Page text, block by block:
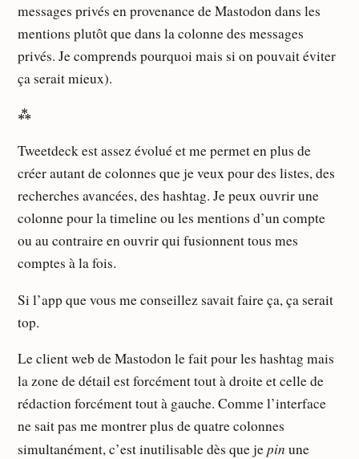
messages privés en provenance de Mastodon dans les
mentions plutôt que dans la colonne des messages
privés. Je comprends pourquoi mais si on pouvait éviter
ça serait mieux).
⁂
Tweetdeck est assez évolué et me permet en plus de
créer autant de colonnes que je veux pour des listes, des
recherches avancées, des hashtag. Je peux ouvrir une
colonne pour la timeline ou les mentions d’un compte
ou au contraire en ouvrir qui fusionnent tous mes
comptes à la fois.
Si l’app que vous me conseillez savait faire ça, ça serait
top.
Le client web de Mastodon le fait pour les hashtag mais
la zone de détail est forcément tout à droite et celle de
rédaction forcément tout à gauche. Comme l’interface
ne sait pas me montrer plus de quatre colonnes
simultanément, c’est inutilisable dès que jepin une